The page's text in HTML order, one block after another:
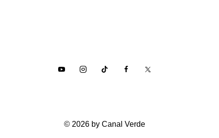
© 2026 by Canal Verde